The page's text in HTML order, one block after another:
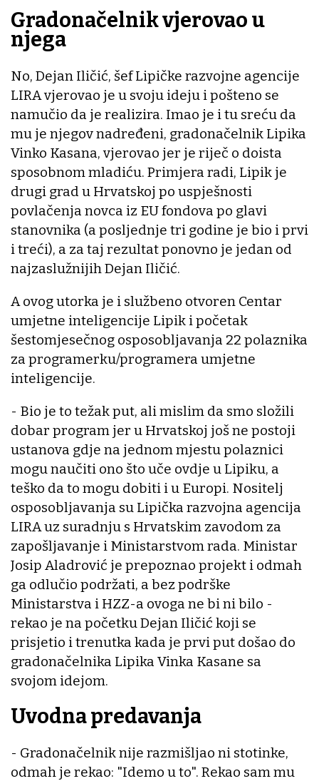
Gradonačelnik vjerovao u
njega
No, Dejan Iličić, šef Lipičke razvojne agencije
LIRA vjerovao je u svoju ideju i pošteno se
namučio da je realizira. Imao je i tu sreću da
mu je njegov nadređeni, gradonačelnik Lipika
Vinko Kasana, vjerovao jer je riječ o doista
sposobnom mladiću. Primjera radi, Lipik je
drugi grad u Hrvatskoj po uspješnosti
povlačenja novca iz EU fondova po glavi
stanovnika (a posljednje tri godine je bio i prvi
i treći), a za taj rezultat ponovno je jedan od
najzaslužnijih Dejan Iličić.
A ovog utorka je i službeno otvoren Centar
umjetne inteligencije Lipik i početak
šestomjesečnog osposobljavanja 22 polaznika
za programerku/programera umjetne
inteligencije.
- Bio je to težak put, ali mislim da smo složili
dobar program jer u Hrvatskoj još ne postoji
ustanova gdje na jednom mjestu polaznici
mogu naučiti ono što uče ovdje u Lipiku, a
teško da to mogu dobiti i u Europi. Nositelj
osposobljavanja su Lipička razvojna agencija
LIRA uz suradnju s Hrvatskim zavodom za
zapošljavanje i Ministarstvom rada. Ministar
Josip Aladrović je prepoznao projekt i odmah
ga odlučio podržati, a bez podrške
Ministarstva i HZZ-a ovoga ne bi ni bilo -
rekao je na početku Dejan Iličić koji se
prisjetio i trenutka kada je prvi put došao do
gradonačelnika Lipika Vinka Kasane sa
svojom idejom.
Uvodna predavanja
- Gradonačelnik nije razmišljao ni stotinke,
odmah je rekao: "Idemo u to". Rekao sam mu